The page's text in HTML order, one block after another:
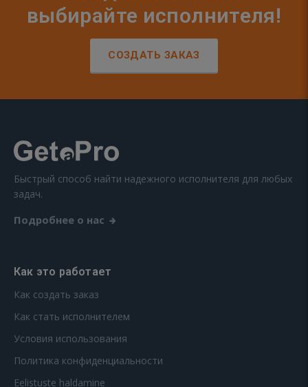
выбирайте исполнителя!
СОЗДАТЬ ЗАКАЗ
Быстрый способ найти надежного исполнителя для любых
задач.
Подробнее о нас
Как это работает
Как создать заказ
Как стать исполнителем
Условия использования
Политика конфиденциальности
Eelistuste haldamine